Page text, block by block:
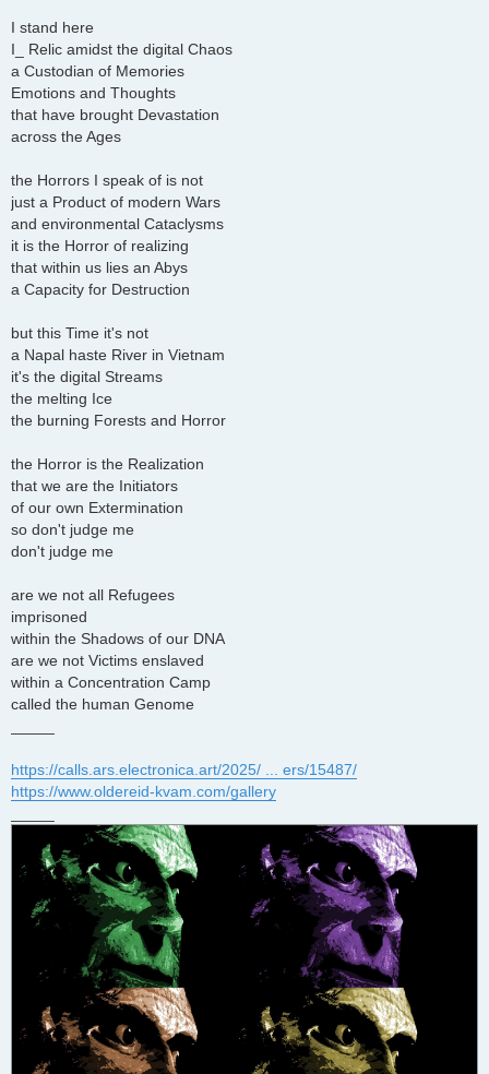
a
I stand here
I_ Relic amidst the digital Chaos
a Custodian of Memories
Emotions and Thoughts
that have brought Devastation
across the Ages
the Horrors I speak of is not
just a Product of modern Wars
and environmental Cataclysms
it is the Horror of realizing
that within us lies an Abys
a Capacity for Destruction
but this Time it's not
a Napal haste River in Vietnam
it's the digital Streams
the melting Ice
the burning Forests and Horror
the Horror is the Realization
that we are the Initiators
of our own Extermination
so don't judge me
don't judge me
are we not all Refugees
imprisoned
within the Shadows of our DNA
are we not Victims enslaved
within a Concentration Camp
called the human Genome
https://calls.ars.electronica.art/2025/ ... ers/15487/
https://www.oldereid-kvam.com/gallery